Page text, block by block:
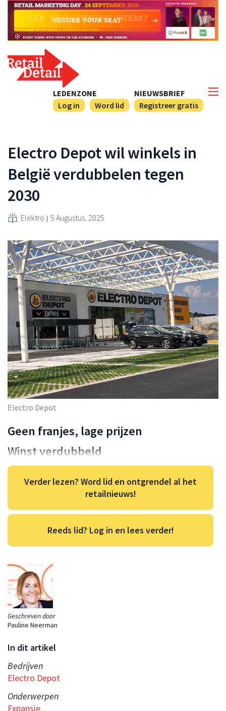
NIEUWSBRIEF
Registreer gratis
LEDENZONE
Log in
Word lid
Geschreven door
Pauline Neerman
In dit artikel
Bedrijven
Electro Depot
Onderwerpen
Expansie
Electro Depot wil winkels in
België verdubbelen tegen
2030
Elektro 5 Augustus, 2025
Electro Depot
Geen franjes, lage prijzen
Winst verdubbeld
Verder lezen? Word lid en ontgrendel al het
retailnieuws!
Reeds lid? Log in en lees verder!